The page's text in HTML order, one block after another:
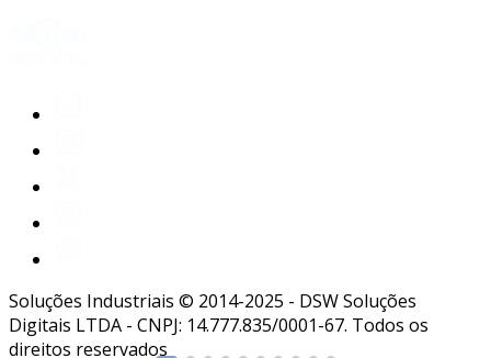
Soluções Industriais © 2014-2025 - DSW Soluções
Digitais LTDA - CNPJ: 14.777.835/0001-67. Todos os
direitos reservados